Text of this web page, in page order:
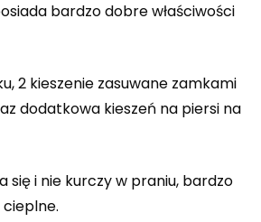
bardzo dobre właściwości
2 kieszenie zasuwane zamkami
dodatkowa kieszeń na piersi na
się i nie kurczy w praniu, bardzo